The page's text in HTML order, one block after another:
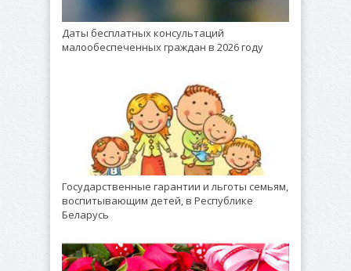
Даты бесплатных консультаций
малообеспеченных граждан в 2026 году
Государственные гарантии и льготы семьям,
воспитывающим детей, в Республике
Беларусь